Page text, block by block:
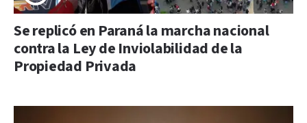
Se replicó en Paraná la marcha nacional
contra la Ley de Inviolabilidad de la
Propiedad Privada